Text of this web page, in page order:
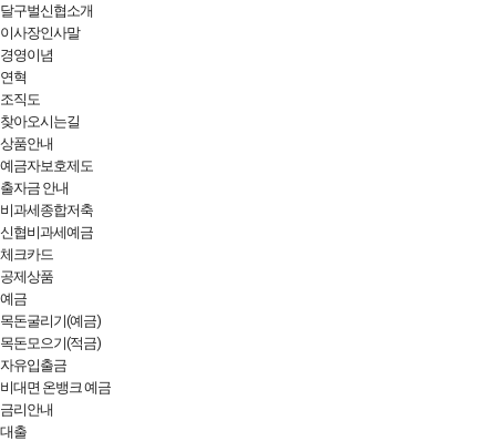
달구벌신협소개
이사장인사말
경영이념
연혁
조직도
찾아오시는길
상품안내
예금자보호제도
출자금 안내
비과세종합저축
신협비과세예금
체크카드
공제상품
예금
목돈굴리기(예금)
목돈모으기(적금)
자유입출금
비대면 온뱅크 예금
금리안내
대출